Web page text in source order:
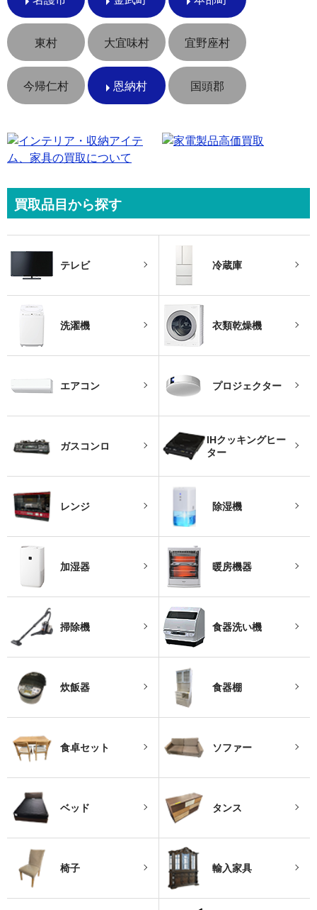
東村 大宜味村 宜野座村
今帰仁村 恩納村 国頭郡
買取品目から探す
テレビ 冷蔵庫
洗濯機 衣類乾燥機
エアコン プロジェクター
ガスコンロ
IHクッキングヒー
ター
レンジ 除湿機
加湿器 暖房機器
掃除機 食器洗い機
炊飯器 食器棚
食卓セット ソファー
ベッド タンス
椅子 輸入家具